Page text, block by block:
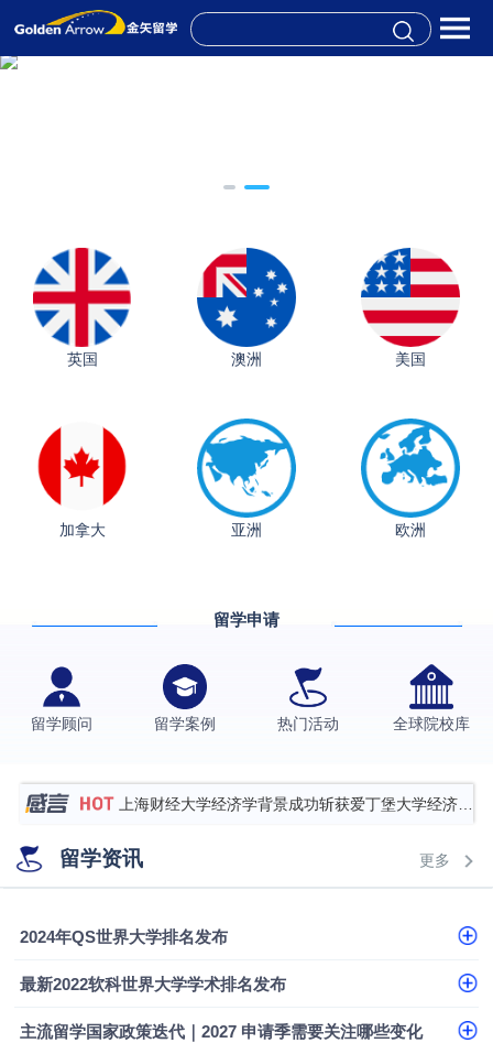
英国 澳洲 美国
加拿大 亚洲 欧洲
留学申请
留学顾问 留学案例 热门活动 全球院校库
格拉斯哥大学国际商务硕士录取案例
伯明翰大学数字媒体与创意产业硕士录取案例
Offer
上海财经大学经济学背景成功斩获爱丁堡大学经济学
硕士录取
数学背景的他，靠“供应链”故事敲开哥大、宾大之门
专科逆袭伦敦大学学院UCL录取案例解析
留学资讯 更多
2024年QS世界大学排名发布
最新2022软科世界大学学术排名发布
主流留学国家政策迭代｜2027 申请季需要关注哪些变化